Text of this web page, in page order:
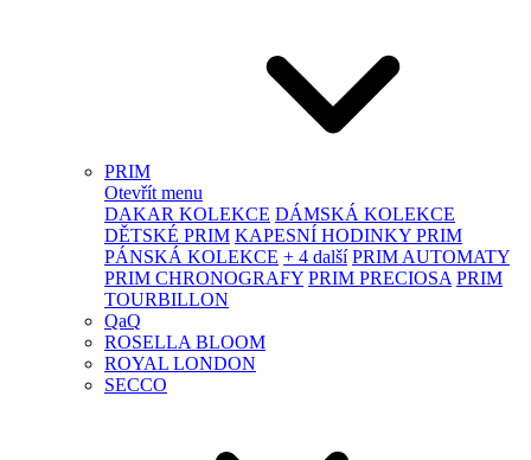
PRIM
Otevřít menu
DAKAR KOLEKCE DÁMSKÁ KOLEKCE
DĚTSKÉ PRIM KAPESNÍ HODINKY PRIM
PÁNSKÁ KOLEKCE + 4 další PRIM AUTOMATY
PRIM CHRONOGRAFY PRIM PRECIOSA PRIM
TOURBILLON
QaQ
ROSELLA BLOOM
ROYAL LONDON
SECCO